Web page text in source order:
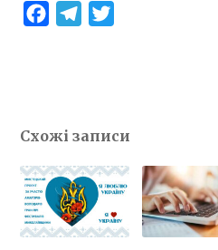
o
o
k
r
a
m
e
r
Схожі записи